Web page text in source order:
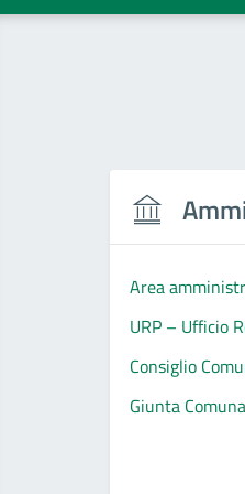
Area
URP – Ufficio
Consiglio
Giunta